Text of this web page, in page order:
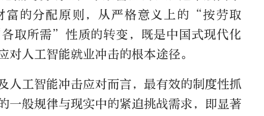
富的分配原则，从严格意义上的“按劳取
取所需”性质的转变，既是中国式现代化
对人工智能就业冲击的根本途径。
人工智能冲击应对而言，最有效的制度性抓
一般规律与现实中的紧迫挑战需求，即显著